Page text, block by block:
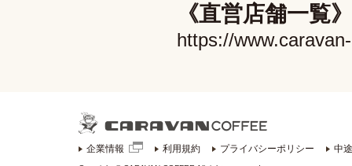
《直営店舗一覧》
https://
企業情報 利用規約 プライバシーポリシー 中